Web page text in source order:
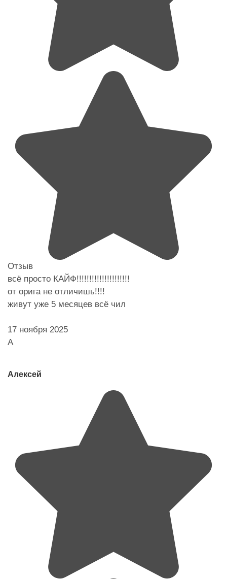
Отзыв
всё просто КАЙФ!!!!!!!!!!!!!!!!!!!!!
от орига не отличишь!!!!
живут уже 5 месяцев всё чил
17 ноября 2025
А
Алексей